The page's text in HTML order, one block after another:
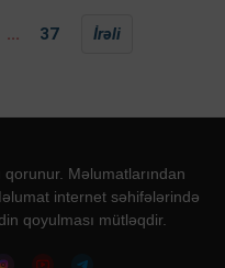
... 37 İrəli
Məlumatlarından
internet səhifələrində
qoyulması mütləqdir.